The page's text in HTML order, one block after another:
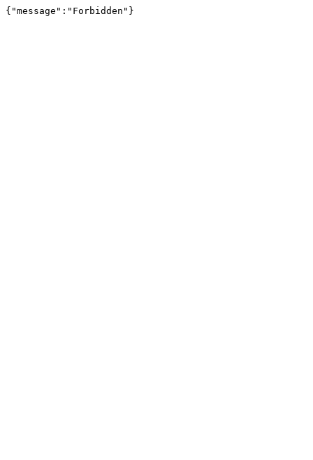
{"message":"Forbidden"}